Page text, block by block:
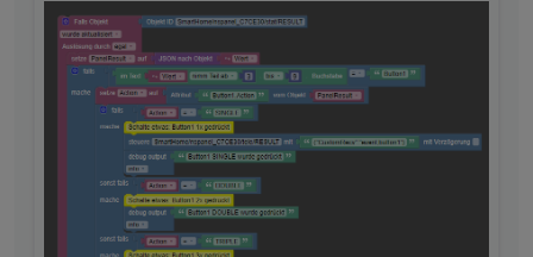
Das gleiche dann auch noch für den Button 2 wenn
gewünscht.